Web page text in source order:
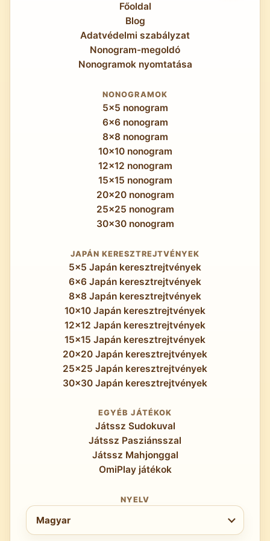
Szakértő pedig kiváló alapot ad a 10×10
Főoldal
Blog
Adatvédelmi szabályzat
Nonogram-megoldó
Nonogramok nyomtatása
NONOGRAMOK
5x5 nonogram
6x6 nonogram
8x8 nonogram
10x10 nonogram
12x12 nonogram
15x15 nonogram
20x20 nonogram
25x25 nonogram
30x30 nonogram
JAPÁN KERESZTREJTVÉNYEK
5x5 Japán keresztrejtvények
6x6 Japán keresztrejtvények
8x8 Japán keresztrejtvények
10x10 Japán keresztrejtvények
12x12 Japán keresztrejtvények
15x15 Japán keresztrejtvények
20x20 Japán keresztrejtvények
25x25 Japán keresztrejtvények
30x30 Japán keresztrejtvények
EGYÉB JÁTÉKOK
Játssz Sudokuval
Játssz Pasziánsszal
Játssz Mahjonggal
OmiPlay játékok
NYELV
Nyelv kiválasztása
Magyar